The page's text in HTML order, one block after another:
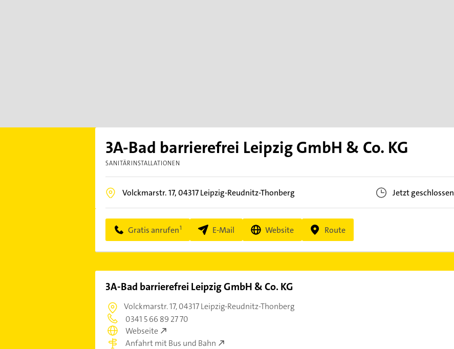
3A-Bad barrierefrei Leipzig GmbH & Co. KG
SANITÄRINSTALLATIONEN
Volckmarstr. 17,04317Leipzig-Reudnitz-Thonberg Jetzt geschlossen
Gratis anrufen E-Mail Website Route
3A-Bad barrierefrei Leipzig GmbH & Co. KG
Volckmarstr. 17,04317 Leipzig-Reudnitz-Thonberg
0341 5 66 89 27 70
Webseite
Anfahrt mit Bus und Bahn